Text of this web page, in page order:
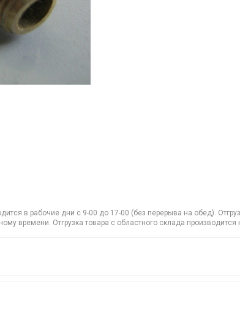
в рабочие дни с 9-00 до 17-00 (без перерыва на обед).
времени. Отгрузка товара с областного склада